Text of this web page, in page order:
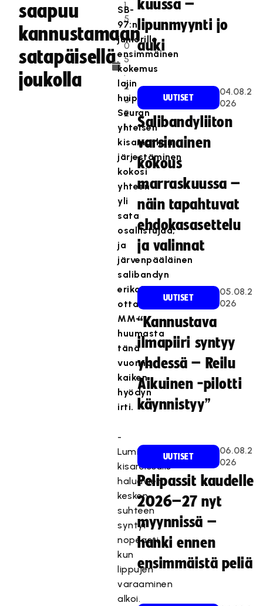
saapuu
kannustamaan
satapäisellä
joukolla
1
5
.
0
5
.
2
0
2
1
SB-
97:n
juniorille
ensimmäinen
kokemus
lajin
huippupeleihin.
Seuran
yhteisen
kisamatkan
järjestäminen
kokosi
yhteen
yli
sata
osallistujaa,
ja
järvenpääläinen
salibandyn
erikoisseura
ottaa
MM-
huumasta
tänä
vuonna
kaiken
hyödyn
irti.
-
Lumipalloefekti
kisareissulle
haluavien
kesken
suhteen
syntyi
nopeasti,
kun
lippujen
varaaminen
alkoi.
kuussa –
lipunmyynti jo
auki
UUTISET
04.08.2
026
Salibandyliiton
varsinainen
kokous
marraskuussa –
näin tapahtuvat
ehdokasasettelu
ja valinnat
UUTISET
05.08.2
026
“Kannustava
ilmapiiri syntyy
yhdessä – Reilu
Aikuinen -pilotti
käynnistyy”
UUTISET
06.08.2
026
Pelipassit kaudelle
2026–27 nyt
myynnissä –
hanki ennen
ensimmäistä peliä